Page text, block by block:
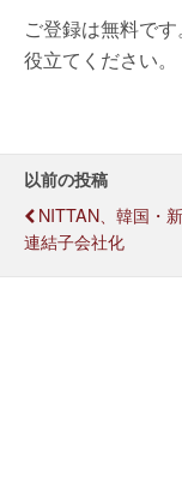
ご登録は無料で
役立てください。
以前の投稿
NITTAN、韓国・
連結子会社化